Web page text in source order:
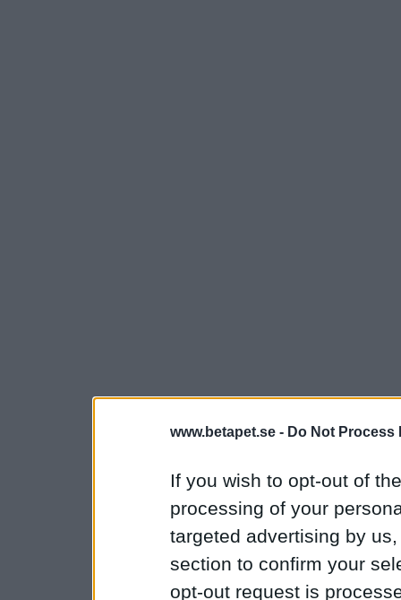
www.betapet.se - Do Not Process
If you wish to opt-out of
processing of your
targeted advertising by
section to confirm your
opt-out request is